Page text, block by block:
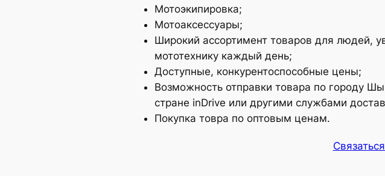
Мотоэкипировка;
Мотоаксессуары;
Широкий ассортимент товаров для людей,
мототехнику каждый день;
Доступные, конкурентоспособные цены;
Возможность отправки товара по городу
стране inDrive или другими службами
Покупка товра по оптовым ценам.